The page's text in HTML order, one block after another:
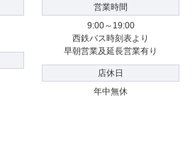
営業時間
9:00～19:00
西鉄バス時刻表より
早朝営業及延長営業有り
店休日
年中無休